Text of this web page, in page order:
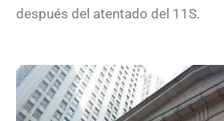
después del atentado del 11S.